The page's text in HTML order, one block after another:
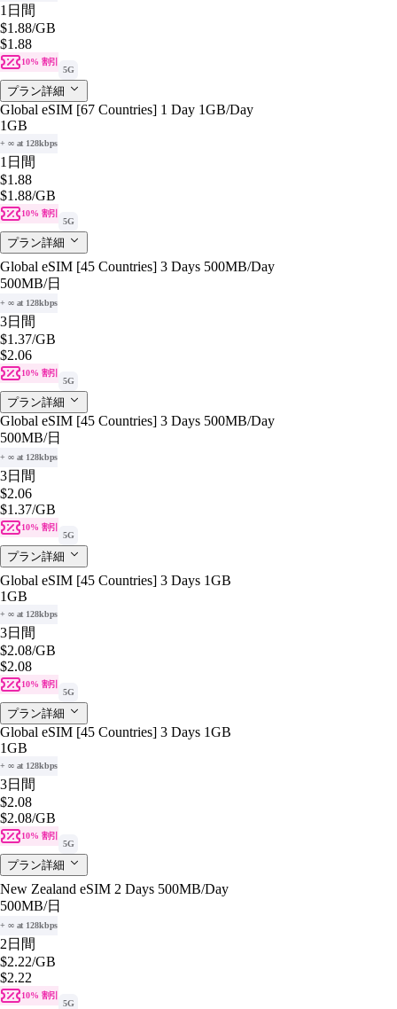
1日間
$1.88/GB
$1.88
10% 割引
5G
プラン詳細
Global eSIM [67 Countries] 1 Day 1GB/Day
1GB
+ ∞ at 128kbps
1日間
$1.88
$1.88/GB
10% 割引
5G
プラン詳細
Global eSIM [45 Countries] 3 Days 500MB/Day
500MB/日
+ ∞ at 128kbps
3日間
$1.37/GB
$2.06
10% 割引
5G
プラン詳細
Global eSIM [45 Countries] 3 Days 500MB/Day
500MB/日
+ ∞ at 128kbps
3日間
$2.06
$1.37/GB
10% 割引
5G
プラン詳細
Global eSIM [45 Countries] 3 Days 1GB
1GB
+ ∞ at 128kbps
3日間
$2.08/GB
$2.08
10% 割引
5G
プラン詳細
Global eSIM [45 Countries] 3 Days 1GB
1GB
+ ∞ at 128kbps
3日間
$2.08
$2.08/GB
10% 割引
5G
プラン詳細
New Zealand eSIM 2 Days 500MB/Day
500MB/日
+ ∞ at 128kbps
2日間
$2.22/GB
$2.22
10% 割引
5G